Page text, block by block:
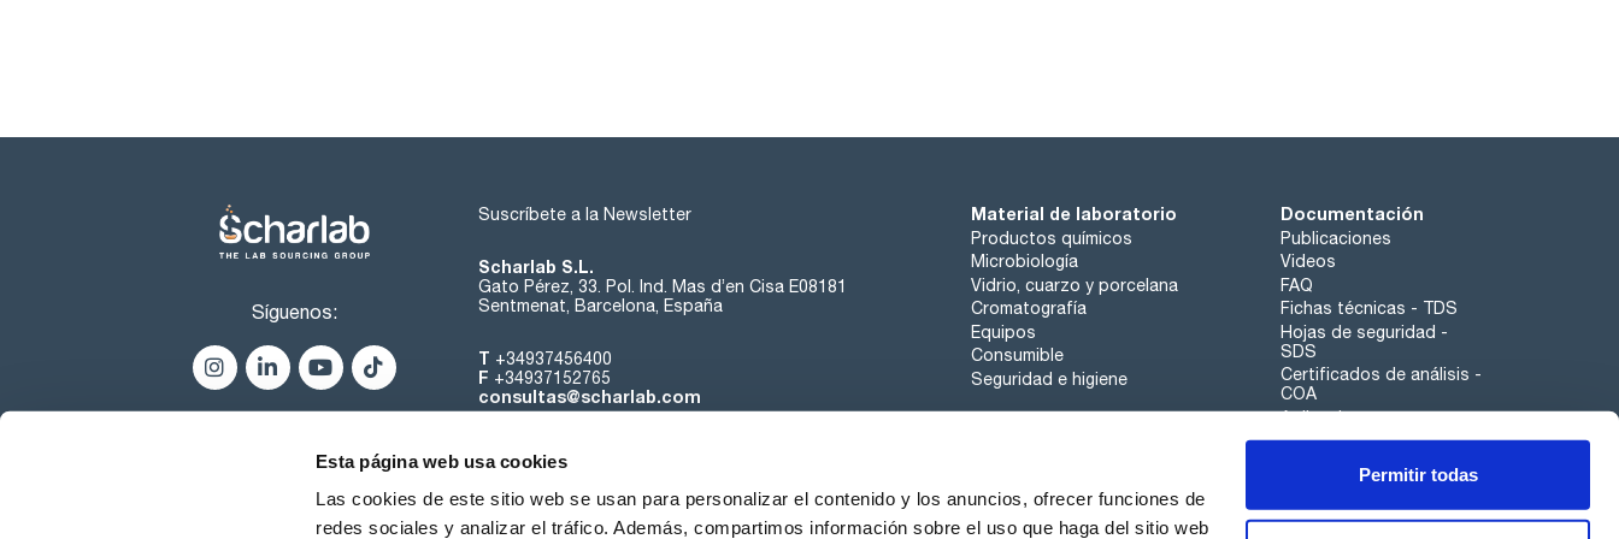
Esta página web usa cookies
Las cookies de este sitio web se usan para personalizar el contenido y los anuncios, ofrecer funciones de
redes sociales y analizar el tráfico. Además, compartimos información sobre el uso que haga del sitio web
Permitir todas
Síguenos:
Suscríbete a la Newsletter
Scharlab S.L.
Gato Pérez, 33. Pol. Ind. Mas d’en Cisa E08181
Sentmenat, Barcelona, España
T +34937456400
F +34937152765
consultas@scharlab.com
Material de laboratorio
Productos químicos
Microbiología
Vidrio, cuarzo y porcelana
Cromatografía
Equipos
Consumible
Seguridad e higiene
Documentación
Publicaciones
Videos
FAQ
Fichas técnicas - TDS
Hojas de seguridad -
SDS
Certificados de análisis -
COA
Aplicaciones
Tabla Periódica
Canal de denuncias